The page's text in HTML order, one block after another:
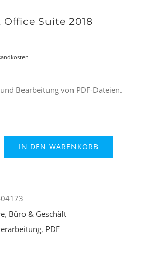
Suite 2018
Bearbeitung von PDF-Dateien.
IN DEN WARENKORB
, Büro & Geschäft
, PDF